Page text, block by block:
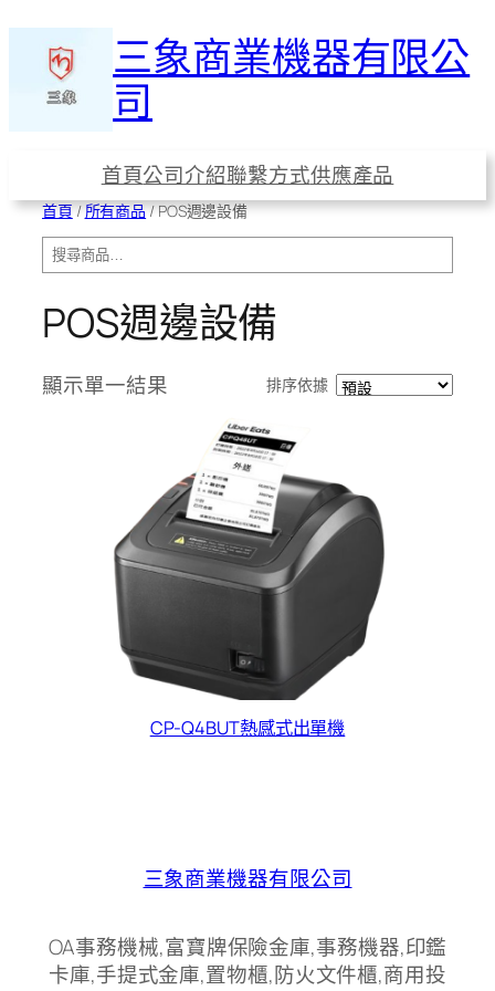
跳
三象商業機器有限公
司
首頁公司介紹聯繫方式供應產品
首頁/所有商品/ POS週邊設備
搜
尋
POS週邊設備
顯示單一結果 排序依據
CP-Q4BUT熱感式出單機
三象商業機器有限公司
OA事務機械,富寶牌保險金庫,事務機器,印鑑
卡庫,手提式金庫,置物櫃,防火文件櫃,商用投